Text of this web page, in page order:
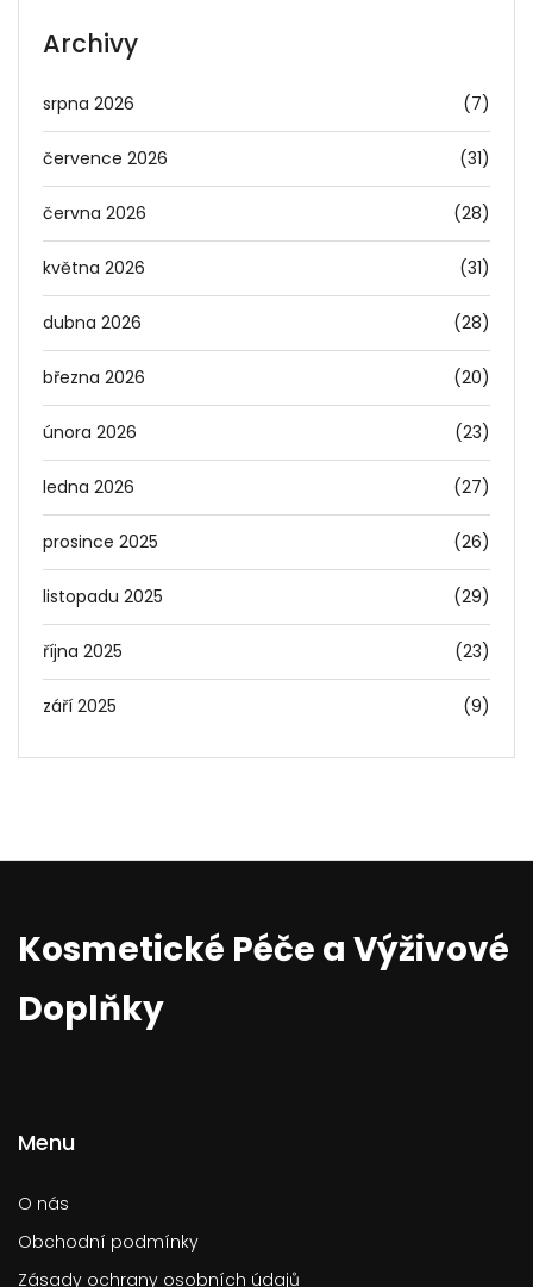
Archivy
srpna 2026 (7)
července 2026 (31)
června 2026 (28)
května 2026 (31)
dubna 2026 (28)
března 2026 (20)
února 2026 (23)
ledna 2026 (27)
prosince 2025 (26)
listopadu 2025 (29)
října 2025 (23)
září 2025 (9)
Kosmetické Péče a Výživové
Doplňky
Menu
O nás
Obchodní podmínky
Zásady ochrany osobních údajů